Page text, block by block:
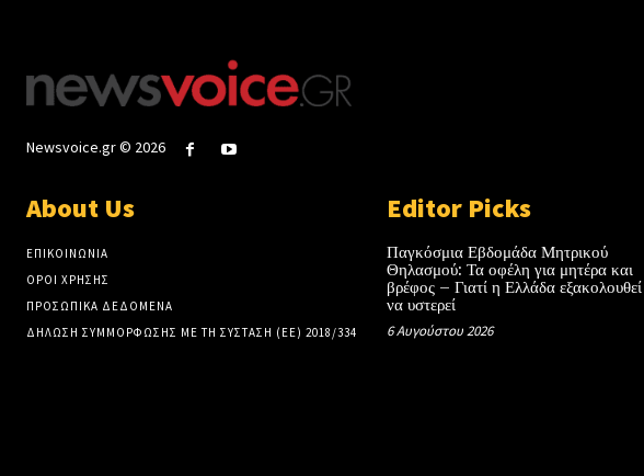
Newsvoice.gr © 2026
About Us
ΕΠΙΚΟΙΝΩΝΙΑ
ΟΡΟΙ ΧΡΗΣΗΣ
ΠΡΟΣΩΠΙΚΑ ΔΕΔΟΜΕΝΑ
ΔΗΛΩΣΗ ΣΥΜΜΟΡΦΩΣΗΣ ΜΕ ΤΗ ΣΥΣΤΑΣΗ (ΕΕ) 2018/334
Editor Picks
Παγκόσμια Εβδομάδα Μητρικού
Θηλασμού: Τα οφέλη για μητέρα και
βρέφος – Γιατί η Ελλάδα εξακολουθεί
να υστερεί
6 Αυγούστου 2026